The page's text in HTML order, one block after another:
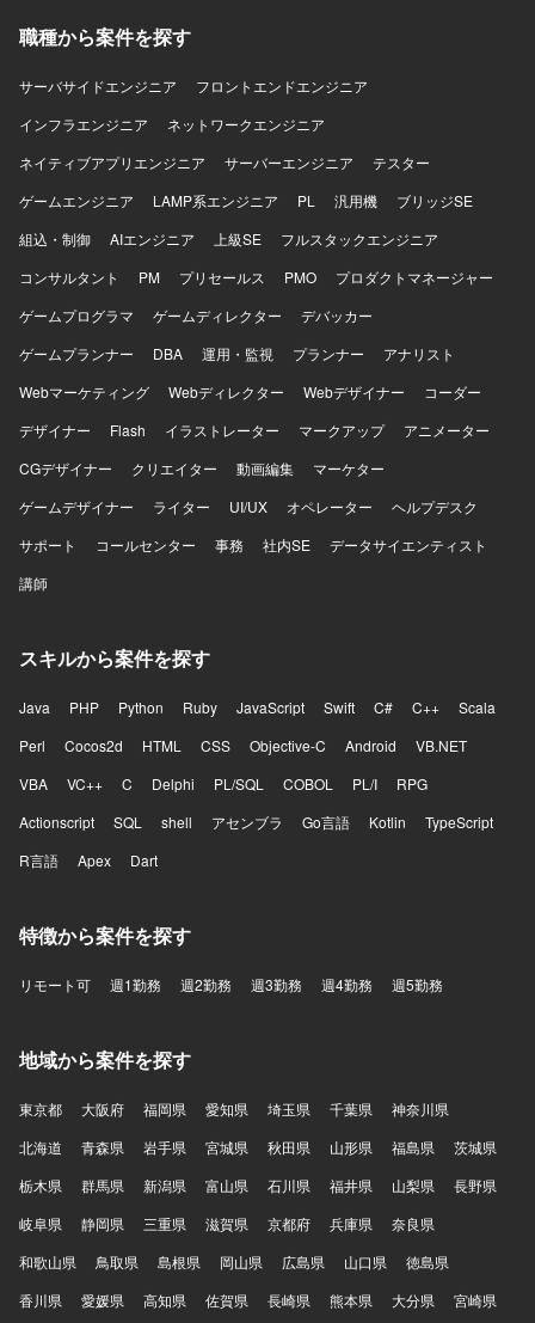
の改善に主体的に関わることができ、プロジェクト全体を
直しや運用手順書整備などを通じて、インフラ領域の知見
関する知識や保守・運用に関わるドキュメントが対象とな
ります。
職種から案件を探す
サーバサイドエンジニア
フロントエンドエンジニア
インフラエンジニア
ネットワークエンジニア
ネイティブアプリエンジニア
サーバーエンジニア
テスター
ゲームエンジニア
LAMP系エンジニア PL 汎用機
ブリッジSE
組込・制御
AIエンジニア 上級SE
フルスタックエンジニア
コンサルタント
PM プリセールス PMO
プロダクトマネージャー
ゲームプログラマ
ゲームディレクター
デバッカー
ゲームプランナー
DBA 運用・監視 プランナー
アナリスト
Webマーケティング
Webディレクター Webデザイナー
コーダー
デザイナー
Flash イラストレーター マークアップ
アニメーター
CGデザイナー
クリエイター 動画編集
マーケター
ゲームデザイナー
ライター UI/UX オペレーター
ヘルプデスク
サポート
コールセンター 事務 社内SE
データサイエンティスト
講師
スキルから案件を探す
Java PHP Python Ruby JavaScript Swift C# C++
Scala
Perl
Cocos2d HTML CSS Objective-C Android
VB.NET
VBA
VC++ C Delphi PL/SQL COBOL PL/I
RPG
Actionscript
SQL shell アセンブラ Go言語 Kotlin
TypeScript
R言語
Apex Dart
特徴から案件を探す
リモート可 週1勤務 週2勤務 週3勤務 週4勤務 週5勤務
地域から案件を探す
東京都 大阪府 福岡県 愛知県 埼玉県 千葉県
神奈川県
北海道
青森県 岩手県 宮城県 秋田県 山形県 福島県
茨城県
栃木県
群馬県 新潟県 富山県 石川県 福井県 山梨県
長野県
岐阜県
静岡県 三重県 滋賀県 京都府 兵庫県
奈良県
和歌山県
鳥取県 島根県 岡山県 広島県 山口県
徳島県
香川県
愛媛県 高知県 佐賀県 長崎県 熊本県 大分県 宮崎県